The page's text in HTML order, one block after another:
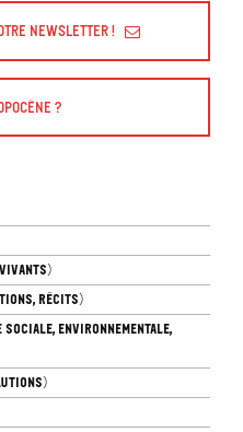
Newsletter !
?
RÉCITS)
ENVIRONNEMENTALE,